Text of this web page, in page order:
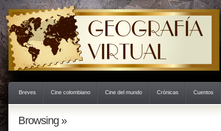
Breves Cine colombiano Cine del mundo Crónicas Cuentos
Browsing »